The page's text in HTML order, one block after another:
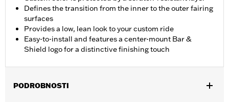
Defines the transition from the inner to the outer fairing
surfaces
Provides a low, lean look to your custom ride
Easy-to-install and features a center-mount Bar &
Shield logo for a distinctive finishing touch
PODROBNOSTI